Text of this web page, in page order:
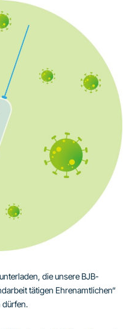
die unsere BJB-
tätigen Ehrenamtlichen“
dürfen.